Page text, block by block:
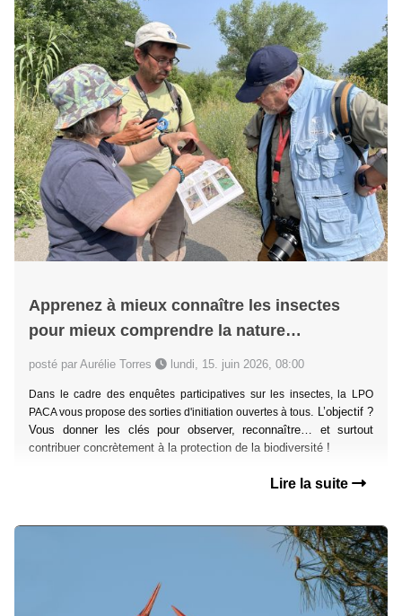
Apprenez à mieux connaître les insectes
pour mieux comprendre la nature…
posté par Aurélie Torres lundi, 15. juin 2026, 08:00
Dans le cadre des enquêtes participatives sur les insectes, la LPO
PACA vous propose des sorties d'initiation ouvertes à tous . L’objectif ?
Vous donner les clés pour observer, reconnaître… et surtout
contribuer concrètement à la protection de la biodiversité !
Lire la suite